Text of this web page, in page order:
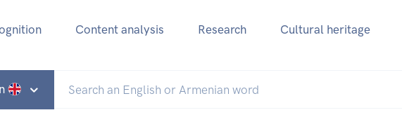
Content analysis Research Cultural heritage